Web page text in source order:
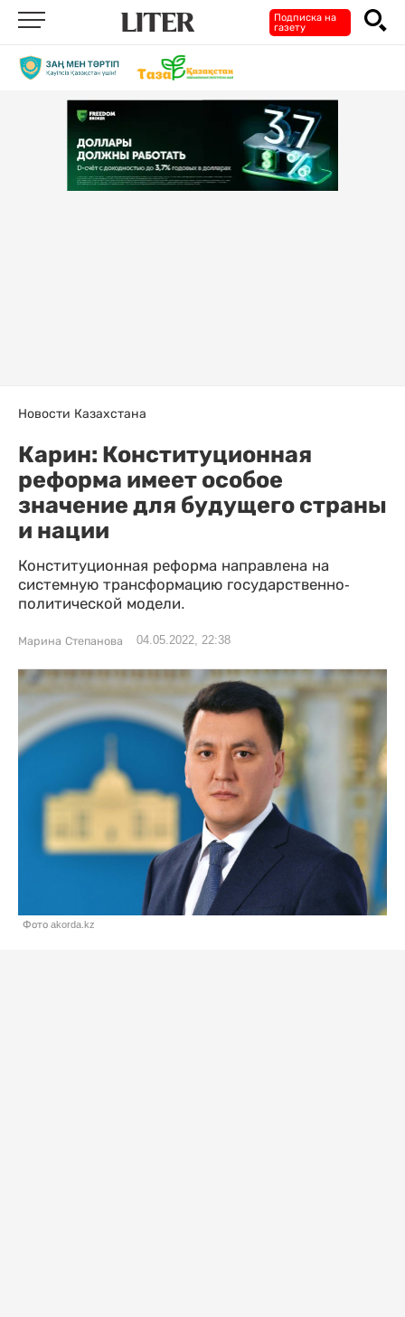
Подписка на
газету
Новости Казахстана
Карин: Конституционная
реформа имеет особое
значение для будущего страны
и нации
Конституционная реформа направлена на
системную трансформацию государственно-
политической модели.
Марина Степанова 04.05.2022, 22:38
Фото akorda.kz